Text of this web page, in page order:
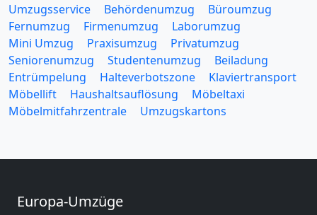
Umzugsservice Behördenumzug
Büroumzug
Fernumzug
Firmenumzug
Laborumzug
Mini Umzug
Praxisumzug
Privatumzug
Seniorenumzug
Studentenumzug
Beiladung
Entrümpelung
Halteverbotszone
Klaviertransport
Möbellift
Haushaltsauflösung
Möbeltaxi
Möbelmitfahrzentrale
Umzugskartons
Europa-Umzüge